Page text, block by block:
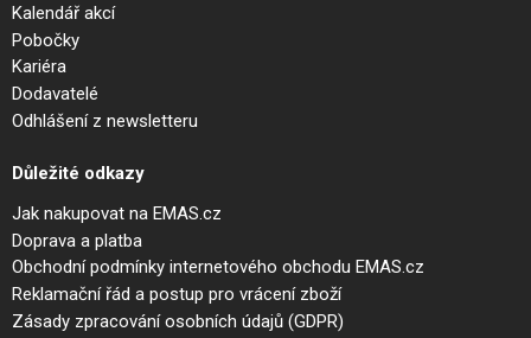
Kalendář akcí
Pobočky
Kariéra
Dodavatelé
Odhlášení z newsletteru
Důležité odkazy
Jak nakupovat na EMAS.cz
Doprava a platba
Obchodní podmínky internetového obchodu EMAS.cz
Reklamační řád a postup pro vrácení zboží
Zásady zpracování osobních údajů (GDPR)